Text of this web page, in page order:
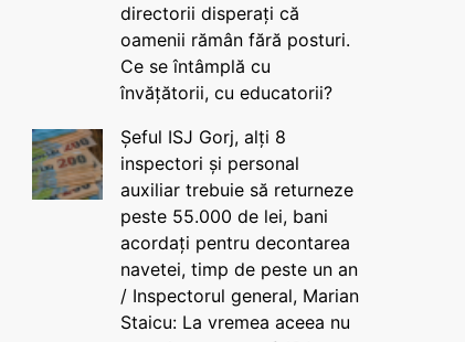
directorii disperați că
oamenii rămân fără posturi.
Ce se întâmplă cu
învățătorii, cu educatorii?
Șeful ISJ Gorj, alți 8
inspectori și personal
auxiliar trebuie să returneze
peste 55.000 de lei, bani
acordați pentru decontarea
navetei, timp de peste un an
/ Inspectorul general, Marian
Staicu: La vremea aceea nu